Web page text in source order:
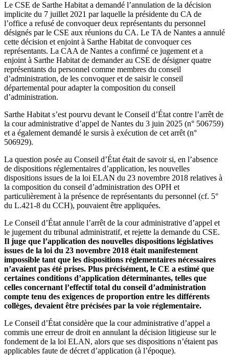
Le CSE de Sarthe Habitat a demandé l’annulation de la décision
implicite du 7 juillet 2021 par laquelle la présidente du CA de
l’office a refusé de convoquer deux représentants du personnel
désignés par le CSE aux réunions du CA. Le TA de Nantes a annulé
cette décision et enjoint à Sarthe Habitat de convoquer ces
représentants. La CAA de Nantes a confirmé ce jugement et a
enjoint à Sarthe Habitat de demander au CSE de désigner quatre
représentants du personnel comme membres du conseil
d’administration, de les convoquer et de saisir le conseil
départemental pour adapter la composition du conseil
d’administration.
Sarthe Habitat s’est pourvu devant le Conseil d’État contre l’arrêt de
la cour administrative d’appel de Nantes du 3 juin 2025 (n° 506759)
et a également demandé le sursis à exécution de cet arrêt (n°
506929).
La question posée au Conseil d’État était de savoir si, en l’absence
de dispositions réglementaires d’application, les nouvelles
dispositions issues de la loi ELAN du 23 novembre 2018 relatives à
la composition du conseil d’administration des OPH et
particulièrement à la présence de représentants du personnel (cf. 5°
du L.421-8 du CCH), pouvaient être appliquées.
Le Conseil d’État annule l’arrêt de la cour administrative d’appel et
le jugement du tribunal administratif, et rejette la demande du CSE.
Il juge que l’application des nouvelles dispositions législatives
issues de la loi du 23 novembre 2018 était manifestement
impossible tant que les dispositions réglementaires nécessaires
n’avaient pas été prises. Plus précisément, le CE a estimé que
certaines conditions d’application déterminantes, telles que
celles concernant l’effectif total du conseil d’administration
compte tenu des exigences de proportion entre les différents
collèges, devaient être précisées par la voie réglementaire.
Le Conseil d’État considère que la cour administrative d’appel a
commis une erreur de droit en annulant la décision litigieuse sur le
fondement de la loi ELAN, alors que ses dispositions n’étaient pas
applicables faute de décret d’application (à l’époque).